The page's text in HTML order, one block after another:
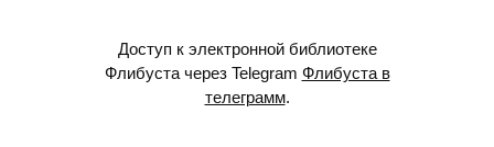
Доступ к электронной библиотеке
Флибуста через Telegram Флибуста в
телеграмм.